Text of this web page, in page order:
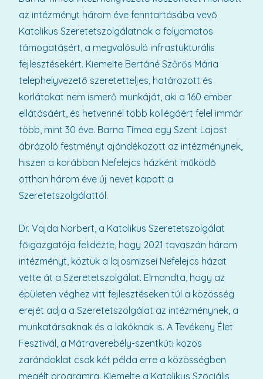
az intézményt három éve fenntartásába vevő
Katolikus Szeretetszolgálatnak a folyamatos
támogatásért, a megvalósuló infrastukturális
fejlesztésekért. Kiemelte Bertáné Szőrős Mária
telephelyvezető szeretetteljes, határozott és
korlátokat nem ismerő munkáját, aki a 160 ember
ellátásáért, és hetvennél több kollégáért felel immár
több, mint 30 éve. Barna Tímea egy Szent Lajost
ábrázoló festményt ajándékozott az intézménynek,
hiszen a korábban Nefelejcs házként működő
otthon három éve új nevet kapott a
Szeretetszolgálattól.
Dr. Vajda Norbert, a Katolikus Szeretetszolgálat
főigazgatója felidézte, hogy 2021 tavaszán három
intézményt, köztük a lajosmizsei Nefelejcs házat
vette át a Szeretetszolgálat. Elmondta, hogy az
épületen véghez vitt fejlesztéseken túl a közösség
erejét adja a Szeretetszolgálat az intézménynek, a
munkatársaknak és a lakóknak is. A Tevékeny Élet
Fesztivál, a Mátraverebély-szentkúti közös
zarándoklat csak két példa erre a közösségben
megélt programra. Kiemelte a Katolikus Szociális